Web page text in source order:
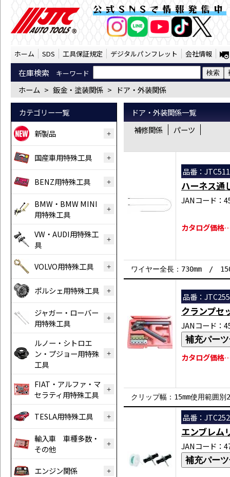
鈑金・塗装関係 ドア・外装関係
公式SNSで情報発信中
ホーム SDS 工具保証規定 デジタルパンフレット 会社情報
在庫検索 キーワード
ホーム > 鈑金・塗装関係 > ドア・外装関係
カテゴリー一覧
新製品
国産車用特殊工具
BENZ用特殊工具
BMW・BMW MINI
用特殊工具
VW・AUDI用特殊工
具
VOLVO用特殊工具
ポルシェ用特殊工具
ジャガー・ローバー
用特殊工具
ルノー・シトロエ
ン・プジョー用特殊
工具
FIAT・アルファ・マ
セラティ用特殊工具
TESLA用特殊工具
輸入車 車種多数・
その他
エンジン関係
ドア・外装関係一覧
補修関係
パーツ
品番：
ハーネス通
JANコード：
カタログ価格
ワイヤー全長：730mm /
品番：
クランプセ
JANコード：
補充パー
カタログ価格
クリップ幅：15mm使用範囲
品番：
エンブレム
JANコード：
補充パー
AI商品コンシェルジ
オンライン